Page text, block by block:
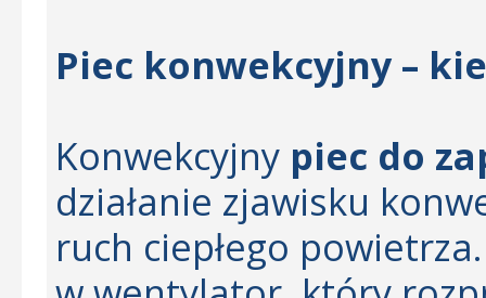
Piec konwekcyjny –
Konwekcyjny piec do
działanie zjawisku
ruch ciepłego